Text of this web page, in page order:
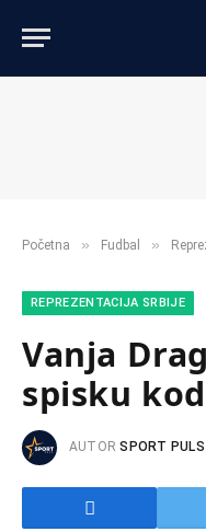
Početna » Fudbal »
REPREZENTACIJA SRBIJE
Vanja
spisku
AUTOR SPORT PULS